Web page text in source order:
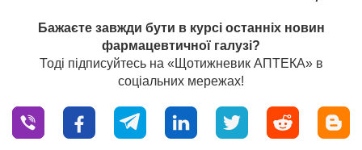
Бажаєте завжди бути в курсі останніх новин
фармацевтичної галузі?
Тоді підписуйтесь на «Щотижневик АПТЕКА» в
соціальних мережах!